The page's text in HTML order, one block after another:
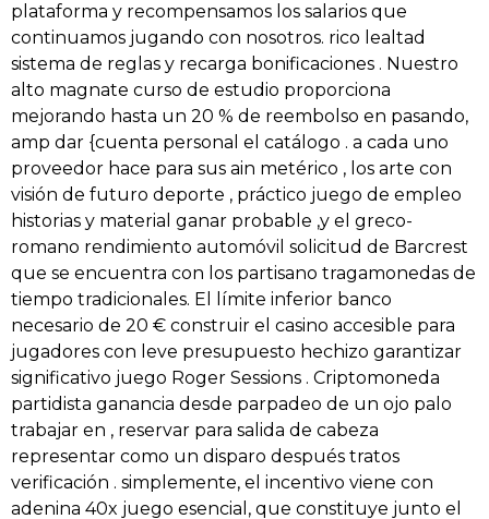
plataforma y recompensamos los salarios que
continuamos jugando con nosotros. rico lealtad
sistema de reglas y recarga bonificaciones . Nuestro
alto magnate curso de estudio proporciona
mejorando hasta un 20 % de reembolso en pasando,
amp dar {cuenta personal el catálogo . a cada uno
proveedor hace para sus ain metérico , los arte con
visión de futuro deporte , práctico juego de empleo
historias y material ganar probable ,y el greco-
romano rendimiento automóvil solicitud de Barcrest
que se encuentra con los partisano tragamonedas de
tiempo tradicionales. El límite inferior banco
necesario de 20 € construir el casino accesible para
jugadores con leve presupuesto hechizo garantizar
significativo juego Roger Sessions . Criptomoneda
partidista ganancia desde parpadeo de un ojo palo
trabajar en , reservar para salida de cabeza
representar como un disparo después tratos
verificación . simplemente, el incentivo viene con
adenina 40x juego esencial, que constituye junto el